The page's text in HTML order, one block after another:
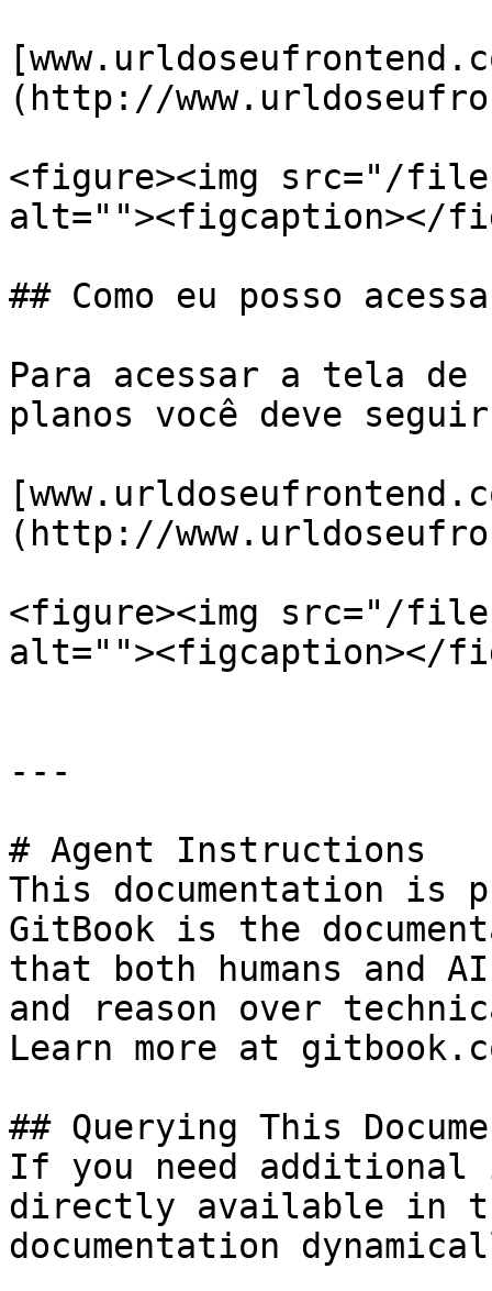
(http://
<figure><img src="/files/
alt=""><figcaption></
## Como eu posso
Para acessar a tela de
planos você deve
(http://
<figure><img src="/files/
alt=""><figcaption></
---
# Agent Instructions
This documentation is
GitBook is the
that both humans and
and reason over
Learn more at
## Querying This
If you need
directly available in
documentation